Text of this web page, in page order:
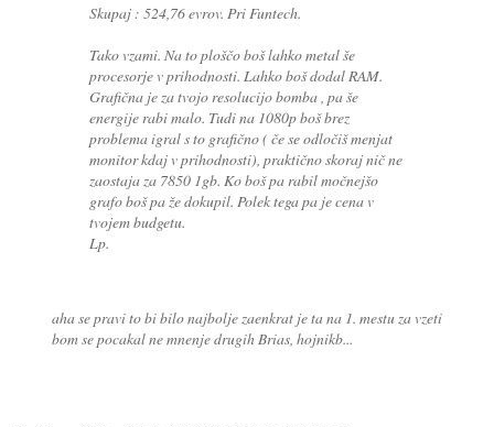
Skupaj : 524,76 evrov. Pri Funtech.
Tako vzami. Na to ploščo boš lahko metal še
procesorje v prihodnosti. Lahko boš dodal RAM.
Grafična je za tvojo resolucijo bomba , pa še
energije rabi malo. Tudi na 1080p boš brez
problema igral s to grafično ( če se odločiš menjat
monitor kdaj v prihodnosti), praktično skoraj nič ne
zaostaja za 7850 1gb. Ko boš pa rabil močnejšo
grafo boš pa že dokupil. Polek tega pa je cena v
tvojem budgetu.
Lp.
aha se pravi to bi bilo najbolje zaenkrat je ta na 1. mestu za vzeti
bom se pocakal ne mnenje drugih Brias, hojnikb...